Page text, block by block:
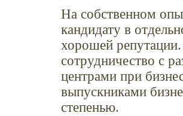
На собственном
кандидату в
хорошей
сотрудничество с
центрами при
выпускниками
степенью.